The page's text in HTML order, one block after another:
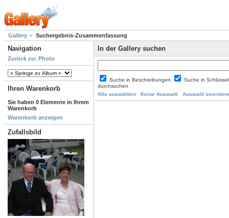
Gallery Suchergebnis-Zusammenfassung
Navigation
Zurück zu: Photo
Ihren Warenkorb
Sie haben 0 Elemente in Ihrem
Warenkorb
Warenkorb anzeigen
Zufallsbild
In der Gallery suchen
Suche in Beschreibungen
Suche in
durchsuchen
Alle auswählen
Keine Auswahl Auswahl